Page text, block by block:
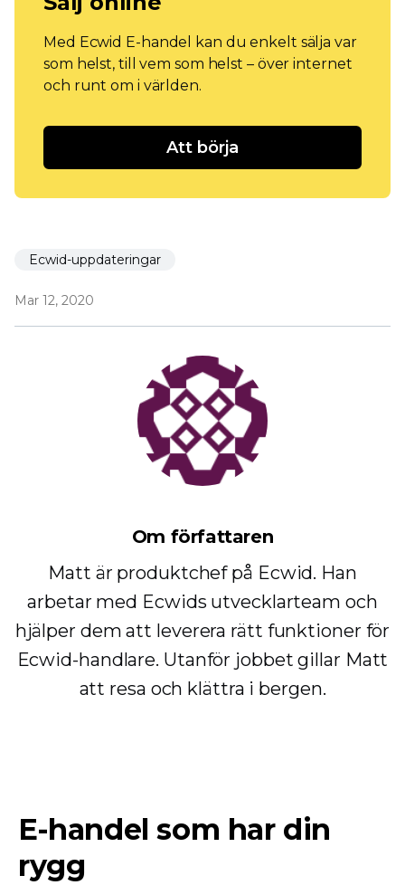
Med Ecwid E-handel kan du enkelt sälja var
som helst, till vem som helst – över internet
och runt om i världen.
Att börja
Ecwid-uppdateringar
Mar 12, 2020
Om författaren
Matt är produktchef på Ecwid. Han
arbetar med Ecwids utvecklarteam och
hjälper dem att leverera rätt funktioner för
Ecwid-handlare. Utanför jobbet gillar Matt
att resa och klättra i bergen.
E-handel som har din
rygg